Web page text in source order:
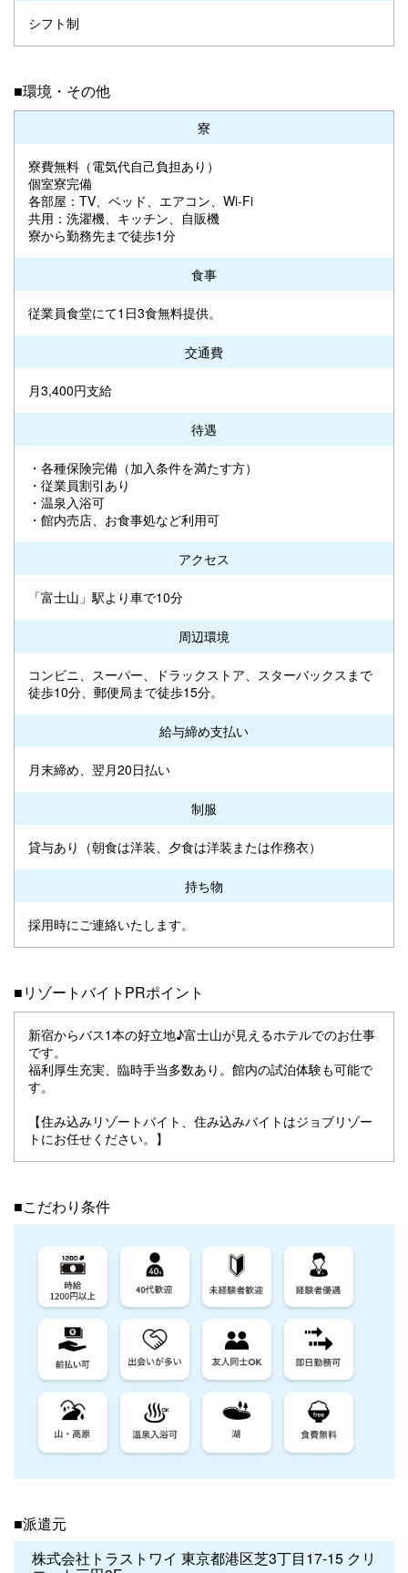
シフト制
■環境・その他
寮
寮費無料（電気代自己負担あり）
個室寮完備
各部屋：TV、ベッド、エアコン、Wi-Fi
共用：洗濯機、キッチン、自販機
寮から勤務先まで徒歩1分
食事
従業員食堂にて1日3食無料提供。
交通費
月3,400円支給
待遇
・各種保険完備（加入条件を満たす方）
・従業員割引あり
・温泉入浴可
・館内売店、お食事処など利用可
アクセス
「富士山」駅より車で10分
周辺環境
コンビニ、スーパー、ドラックストア、スターバックスまで
徒歩10分、郵便局まで徒歩15分。
給与締め支払い
月末締め、翌月20日払い
制服
貸与あり（朝食は洋装、夕食は洋装または作務衣）
持ち物
採用時にご連絡いたします。
■リゾートバイトPRポイント
新宿からバス1本の好立地♪富士山が見えるホテルでのお仕事
です。
福利厚生充実、臨時手当多数あり。館内の試泊体験も可能で
す。
【住み込みリゾートバイト、住み込みバイトはジョブリゾー
トにお任せください。】
■こだわり条件
■派遣元
株式会社トラストワイ 東京都港区芝3丁目17-15 クリ